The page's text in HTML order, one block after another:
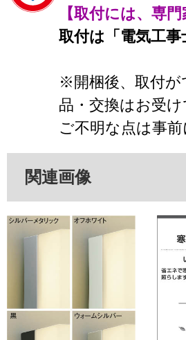
【取付には、専
取付は「電気工
※開梱後、取付が
品・交換はお受け
ご不明な点は事
関連画像